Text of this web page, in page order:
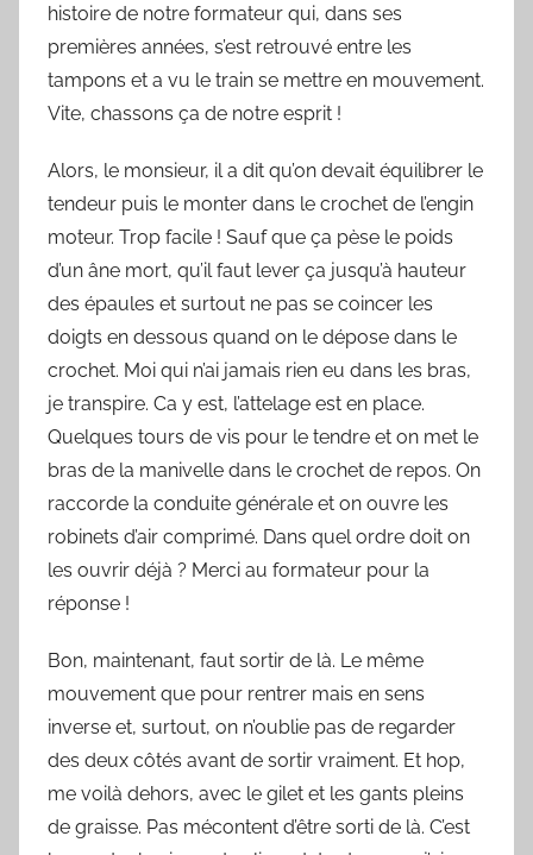
histoire de notre formateur qui, dans ses
premières années, s’est retrouvé entre les
tampons et a vu le train se mettre en mouvement.
Vite, chassons ça de notre esprit !
Alors, le monsieur, il a dit qu’on devait équilibrer le
tendeur puis le monter dans le crochet de l’engin
moteur. Trop facile ! Sauf que ça pèse le poids
d’un âne mort, qu’il faut lever ça jusqu’à hauteur
des épaules et surtout ne pas se coincer les
doigts en dessous quand on le dépose dans le
crochet. Moi qui n’ai jamais rien eu dans les bras,
je transpire. Ca y est, l’attelage est en place.
Quelques tours de vis pour le tendre et on met le
bras de la manivelle dans le crochet de repos. On
raccorde la conduite générale et on ouvre les
robinets d’air comprimé. Dans quel ordre doit on
les ouvrir déjà ? Merci au formateur pour la
réponse !
Bon, maintenant, faut sortir de là. Le même
mouvement que pour rentrer mais en sens
inverse et, surtout, on n’oublie pas de regarder
des deux côtés avant de sortir vraiment. Et hop,
me voilà dehors, avec le gilet et les gants pleins
de graisse. Pas mécontent d’être sorti de là. C’est